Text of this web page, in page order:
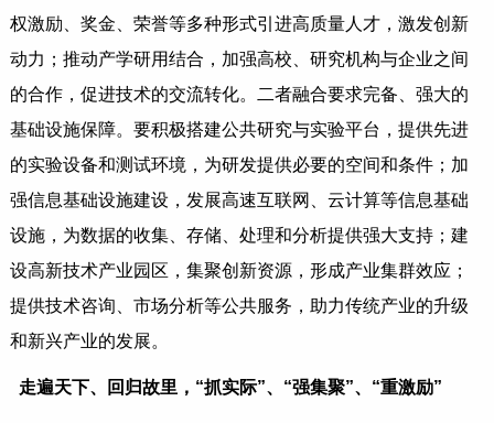
权激励、奖金、荣誉等多种形式引进高质量人才，激发创新
动力；推动产学研用结合，加强高校、研究机构与企业之间
的合作，促进技术的交流转化。二者融合要求完备、强大的
基础设施保障。要积极搭建公共研究与实验平台，提供先进
的实验设备和测试环境，为研发提供必要的空间和条件；加
强信息基础设施建设，发展高速互联网、云计算等信息基础
设施，为数据的收集、存储、处理和分析提供强大支持；建
设高新技术产业园区，集聚创新资源，形成产业集群效应；
提供技术咨询、市场分析等公共服务，助力传统产业的升级
和新兴产业的发展。
走遍天下、回归故里，“抓实际”、“强集聚”、“重激励”